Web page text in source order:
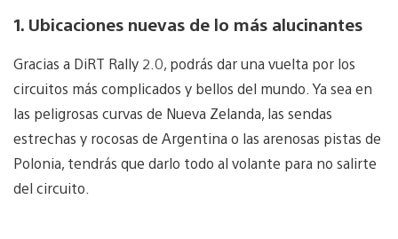
1. Ubicaciones nuevas de lo más alucinantes
Gracias a DiRT Rally 2.0, podrás dar una vuelta por los
circuitos más complicados y bellos del mundo. Ya sea en
las peligrosas curvas de Nueva Zelanda, las sendas
estrechas y rocosas de Argentina o las arenosas pistas de
Polonia, tendrás que darlo todo al volante para no salirte
del circuito.